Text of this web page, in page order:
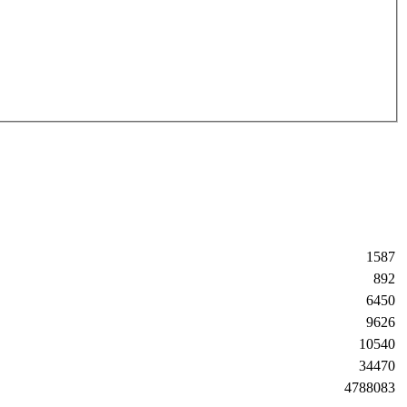
1587
892
6450
9626
10540
34470
4788083